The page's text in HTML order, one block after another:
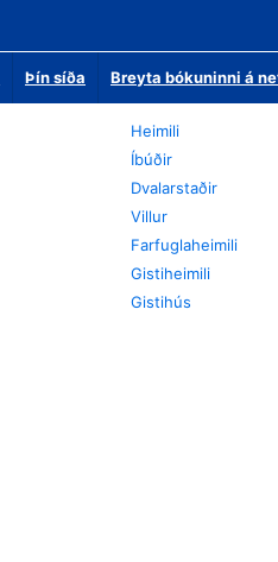
Þín síða Breyta bókuninni á
Heimili
Íbúðir
Dvalarstaðir
Villur
Farfuglaheimili
Gistiheimili
Gistihús